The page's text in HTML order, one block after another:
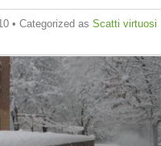
• Categorized as Scatti virtuosi